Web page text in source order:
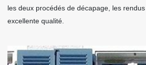
les deux procédés de décapage, les
excellente qualité.